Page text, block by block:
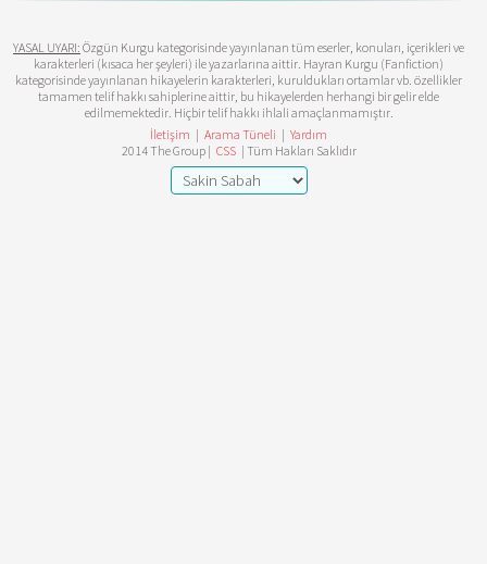
YASAL UYARI: Özgün Kurgu kategorisinde yayınlanan tüm eserler, konuları, içerikleri ve
karakterleri (kısaca her şeyleri) ile yazarlarına aittir. Hayran Kurgu (Fanfiction)
kategorisinde yayınlanan hikayelerin karakterleri, kuruldukları ortamlar vb. özellikler
tamamen telif hakkı sahiplerine aittir, bu hikayelerden herhangi bir gelir elde
edilmemektedir. Hiçbir telif hakkı ihlali amaçlanmamıştır.
İletişim | Arama Tüneli | Yardım
2014 The Group | CSS | Tüm Hakları Saklıdır